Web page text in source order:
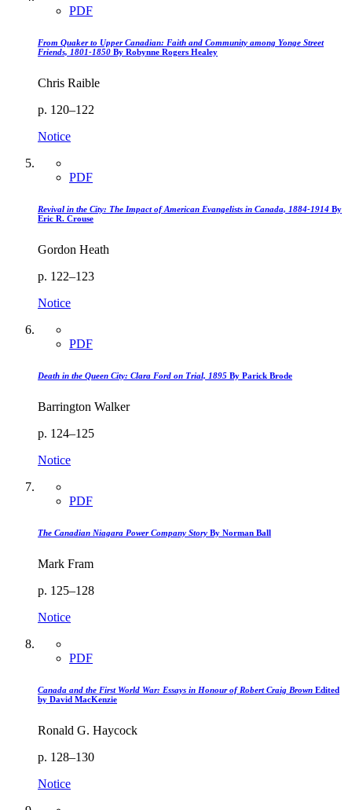
PDF
From Quaker to Upper Canadian: Faith and Community among Yonge Street
Friends, 1801-1850 By Robynne Rogers Healey
Chris Raible
p. 120–122
Notice
PDF
Revival in the City: The Impact of American Evangelists in Canada, 1884-1914 By
Eric R. Crouse
Gordon Heath
p. 122–123
Notice
PDF
Death in the Queen City: Clara Ford on Trial, 1895 By Parick Brode
Barrington Walker
p. 124–125
Notice
PDF
The Canadian Niagara Power Company Story By Norman Ball
Mark Fram
p. 125–128
Notice
PDF
Canada and the First World War: Essays in Honour of Robert Craig Brown Edited
by David MacKenzie
Ronald G. Haycock
p. 128–130
Notice